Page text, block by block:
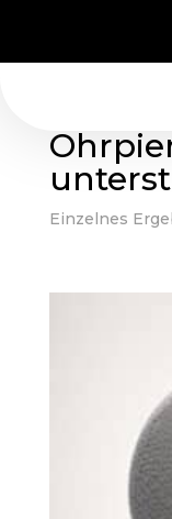
/
„Ohrpiercing
Einzelnes